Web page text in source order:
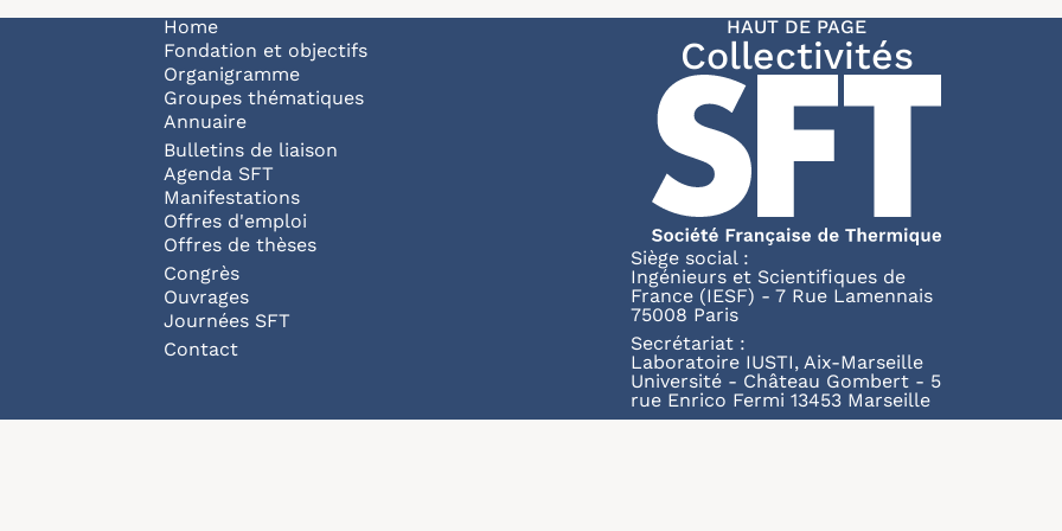
Navigation principale
Home
Fondation et objectifs
Organigramme
Groupes thématiques
Annuaire
Bulletins de liaison
Agenda SFT
Manifestations
Offres d'emploi
Offres de thèses
Congrès
Ouvrages
Journées SFT
Pied de page
Contact
HAUT DE PAGE
Collectivités
Siège social :
Ingénieurs et Scientifiques de
France (IESF) - 7 Rue Lamennais
75008 Paris
Secrétariat :
Laboratoire IUSTI, Aix-Marseille
Université - Château Gombert - 5
rue Enrico Fermi 13453 Marseille